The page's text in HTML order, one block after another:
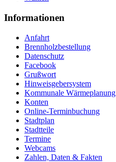
Informationen
Anfahrt
Brennholzbestellung
Datenschutz
Facebook
Grußwort
Hinweisgebersystem
Kommunale Wärmeplanung
Konten
Online-Terminbuchung
Stadtplan
Stadtteile
Termine
Webcams
Zahlen, Daten & Fakten